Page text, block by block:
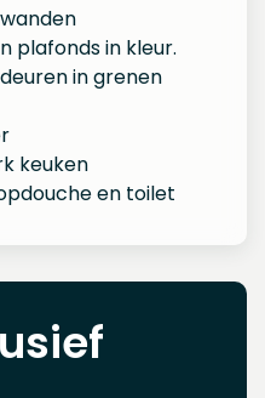
plafonds in kleur.
in grenen
keuken
en toilet